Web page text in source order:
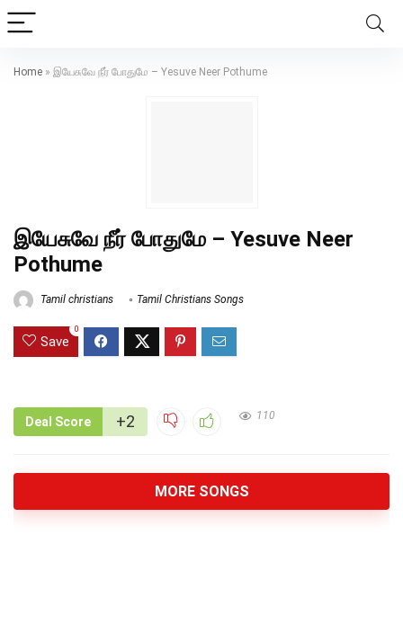
Home » இயேசுவே நீர் போதுமே – Yesuve Neer Pothume
இயேசுவே நீர் போதுமே – Yesuve Neer
Pothume
Tamil christians Tamil Christians Songs
Save
0
Deal Score +2 110
MORE SONGS